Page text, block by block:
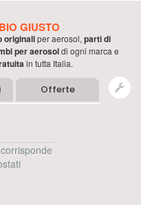
GIUSTO
originaliperaerosol, parti di
peraerosoldi ogni marca e
in tutta Italia.
Offerte